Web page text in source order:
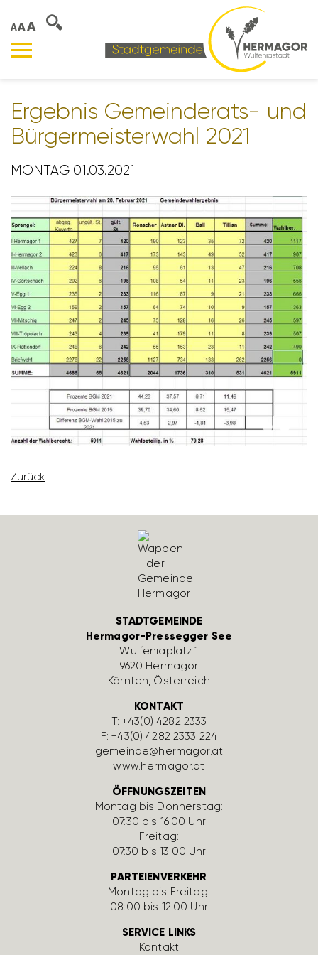
AAA
Ergebnis Gemein­de­rats- und
Bürger­meis­ter­wahl 2021
MONTAG 01.03.2021
Zurück
STADTGEMEINDE
Hermagor-Pressegger See
Wulfe­nia­platz 1
9620 Hermagor
Kärnten, Öster­reich
KONTAKT
T:+43(0) 4282 2333
F: +43(0) 4282 2333 224
gemeinde@hermagor.at
www.hermagor.at
ÖFFNUNGSZEITEN
Montag bis Donnerstag:
07:30 bis 16:00 Uhr
Freitag:
07:30 bis 13:00 Uhr
PARTEIENVERKEHR
Montag bis Freitag:
08:00 bis 12:00 Uhr
SERVICE LINKS
Kontakt